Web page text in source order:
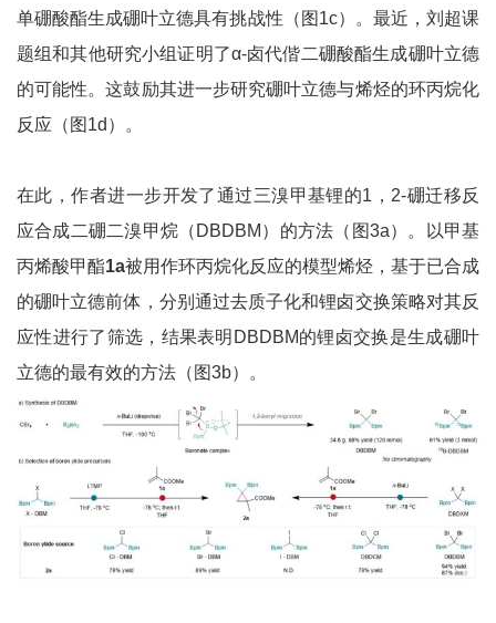
单硼酸酯生成硼叶立德具有挑战性（图1c）。最近，刘超课
题组和其他研究小组证明了α-卤代偕二硼酸酯生成硼叶立德
的可能性。这鼓励其进一步研究硼叶立德与烯烃的环丙烷化
反应（图1d）。
在此，作者进一步开发了通过三溴甲基锂的1，2-硼迁移反
应合成二硼二溴甲烷（DBDBM）的方法（图3a）。以甲基
丙烯酸甲酯1a被用作环丙烷化反应的模型烯烃，基于已合成
的硼叶立德前体，分别通过去质子化和锂卤交换策略对其反
应性进行了筛选，结果表明DBDBM的锂卤交换是生成硼叶
立德的最有效的方法（图3b）。